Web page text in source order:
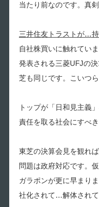
当たり前なのです。真
三井住友トラストが…持
自社株買いに触れてい
発表される三菱UFJの
芝も同じです。こいつ
トップが「日和見主義
責任を取る社会にすべき
東芝の決算会見を観れ
問題は政府対応です。
ガラポンが更に早まり
社化されて…解体されて